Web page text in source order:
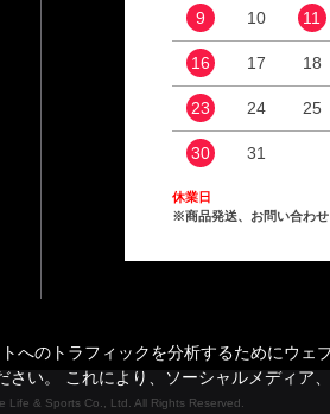
9 10 11
16 17 18
23 24 25
30 31
休業日
※商品発送、お問い合わせ
Life & Sports Co., Ltd. All Rights Reserved.
のトラフィックを分析するためにウェ
い。 これにより、ソーシャルメディア